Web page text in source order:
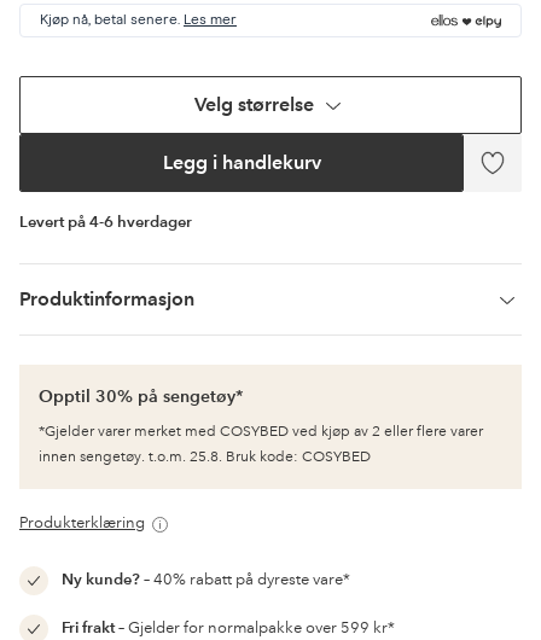
Kjøp nå, betal senere. Les mer
Velg størrelse
Legg i handlekurv
Legg
Levert på 4-6 hverdager
Produktinformasjon
Opptil 30% på sengetøy*
*Gjelder varer merket med COSYBED ved kjøp av 2 eller flere varer
innen sengetøy. t.o.m. 25.8. Bruk kode: COSYBED
Produkterklæring
Ny kunde?– 40% rabatt på dyreste vare*
Fri frakt– Gjelder for normalpakke over 599 kr*